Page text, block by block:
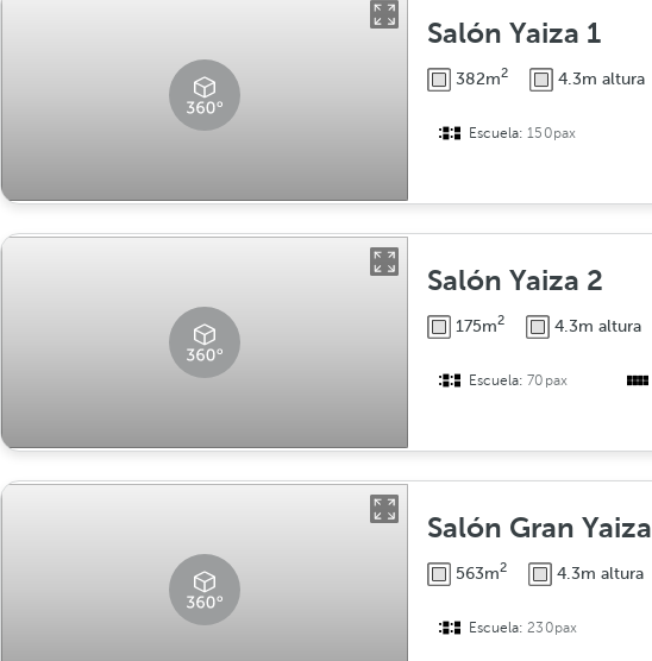
Salón Yaiza 1
382m2 4.3m altura
Escuela:150pax
Salón Yaiza 2
175m2 4.3m altura
Escuela:70pax
Salón Gran Yaiza
563m2 4.3m altura
Escuela:230pax